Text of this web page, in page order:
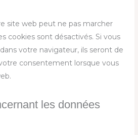
site web peut ne pas marcher
cookies sont désactivés. Si vous
votre navigateur, ils seront de
consentement lorsque vous
les données